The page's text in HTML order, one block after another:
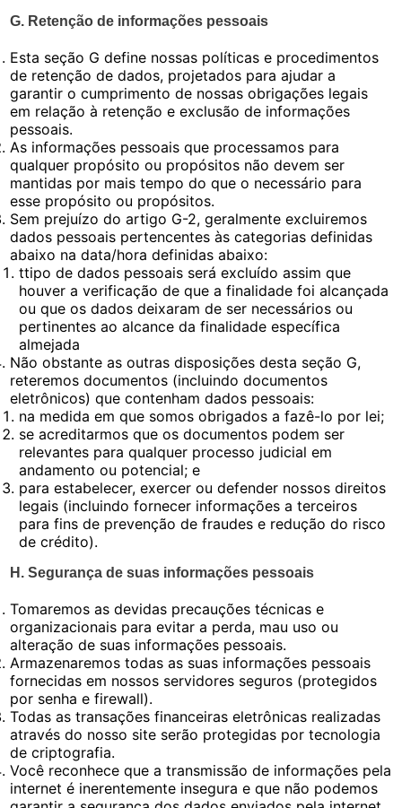
G. Retenção de informações pessoais
Esta seção G define nossas políticas e procedimentos
de retenção de dados, projetados para ajudar a
garantir o cumprimento de nossas obrigações legais
em relação à retenção e exclusão de informações
pessoais.
As informações pessoais que processamos para
qualquer propósito ou propósitos não devem ser
mantidas por mais tempo do que o necessário para
esse propósito ou propósitos.
Sem prejuízo do artigo G-2, geralmente excluiremos
dados pessoais pertencentes às categorias definidas
abaixo na data/hora definidas abaixo:
ttipo de dados pessoais será excluído assim que
houver a verificação de que a finalidade foi alcançada
ou que os dados deixaram de ser necessários ou
pertinentes ao alcance da finalidade específica
almejada
Não obstante as outras disposições desta seção G,
reteremos documentos (incluindo documentos
eletrônicos) que contenham dados pessoais:
na medida em que somos obrigados a fazê-lo por lei;
se acreditarmos que os documentos podem ser
relevantes para qualquer processo judicial em
andamento ou potencial; e
para estabelecer, exercer ou defender nossos direitos
legais (incluindo fornecer informações a terceiros
para fins de prevenção de fraudes e redução do risco
de crédito).
H. Segurança de suas informações pessoais
Tomaremos as devidas precauções técnicas e
organizacionais para evitar a perda, mau uso ou
alteração de suas informações pessoais.
Armazenaremos todas as suas informações pessoais
fornecidas em nossos servidores seguros (protegidos
por senha e firewall).
Todas as transações financeiras eletrônicas realizadas
através do nosso site serão protegidas por tecnologia
de criptografia.
Você reconhece que a transmissão de informações pela
internet é inerentemente insegura e que não podemos